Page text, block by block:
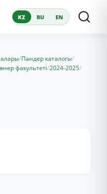
KZ RU EN
/Пәндер каталогы/
факультеті/2024-2025/